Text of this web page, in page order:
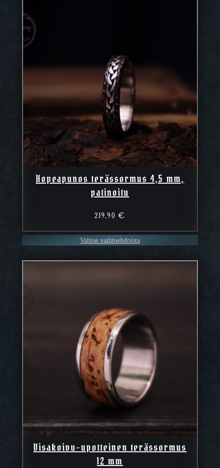
Hopeapunos terässormus 4,5 mm,
patinoitu
219,90 €
Valitse vaihtoehdoista
Visakoivu-upotteinen terässormus
12 mm